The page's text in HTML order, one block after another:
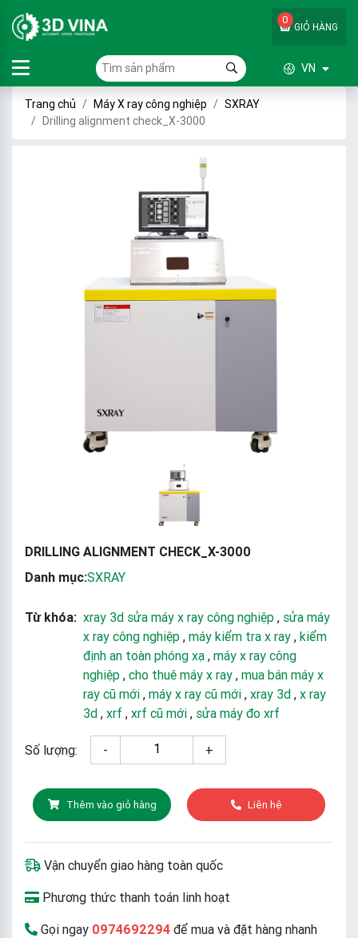
GIỎ HÀNG
0
VN
Trang chủ Máy X ray công nghiệp
SXRAY
Drilling alignment check_X-3000
DRILLING ALIGNMENT CHECK_X-3000
Danh mục:SXRAY
Từ khóa: xray 3d sửa máy x ray công nghiệp , sửa máy
x ray công nghiệp , máy kiểm tra x ray , kiểm
định an toàn phóng xạ , máy x ray công
nghiệp , cho thuê máy x ray , mua bán máy x
ray cũ mới , máy x ray cũ mới , xray 3d , x ray
3d , xrf , xrf cũ mới , sửa máy đo xrf
Số lượng: - +
Thêm vào giỏ hàng Liên hệ
Vận chuyển giao hàng toàn quốc
Phương thức thanh toán linh hoạt
Gọi ngay 0974692294 để mua và đặt hàng nhanh